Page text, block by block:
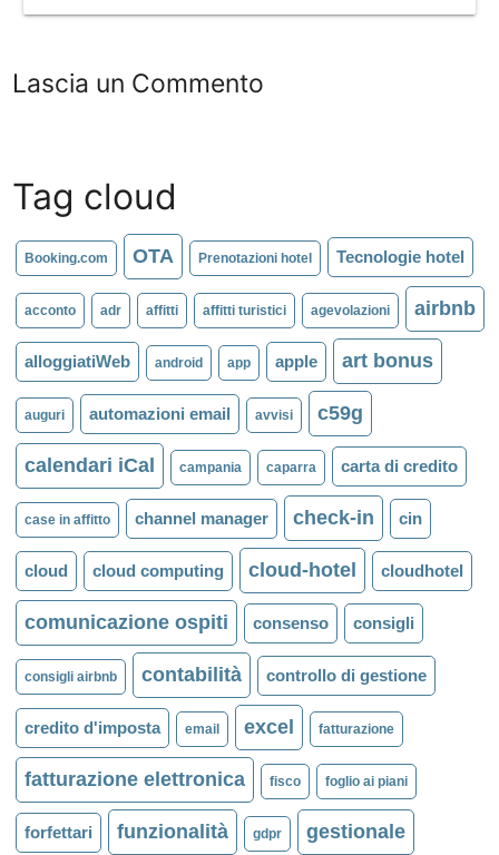
Lascia un Commento
Tag cloud
Booking.com OTA Prenotazioni hotel Tecnologie hotel
acconto adr affitti affitti turistici agevolazioni airbnb
alloggiatiWeb android app apple art bonus
auguri automazioni email avvisi c59g
calendari iCal campania caparra carta di credito
case in affitto channel manager check-in cin
cloud cloud computing cloud-hotel cloudhotel
comunicazione ospiti consenso consigli
consigli airbnb contabilità controllo di gestione
credito d'imposta email excel fatturazione
fatturazione elettronica fisco foglio ai piani
forfettari funzionalità gdpr gestionale